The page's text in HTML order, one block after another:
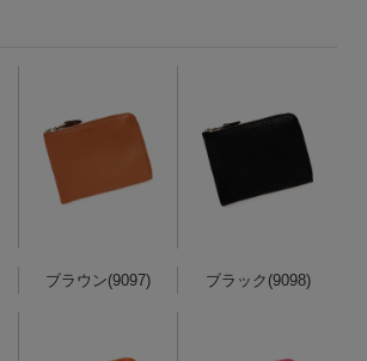
ブラウン(9097) ブラック(9098)